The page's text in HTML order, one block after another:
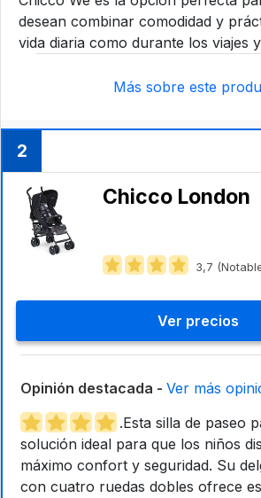
desean combinar comodidad y
vida diaria como durante los viajes
Más sobre este
2
Chicco London
3,7
Ver precios
Opinión destacada - Ver más
.Esta silla de paseo
solución ideal para que los niños
máximo confort y seguridad. Su
con cuatro ruedas dobles ofrece